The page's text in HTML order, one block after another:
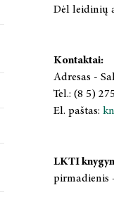
Dėl leidinių
Kontaktai:
Adresas -
Tel.: (8 5)
El. paštas:
LKTI
pirmadienis